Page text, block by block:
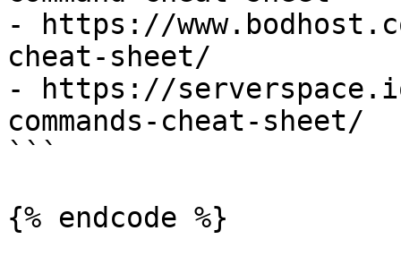
- https://
cheat-sheet/
- https://
commands-cheat-sheet/
```
{% endcode %}